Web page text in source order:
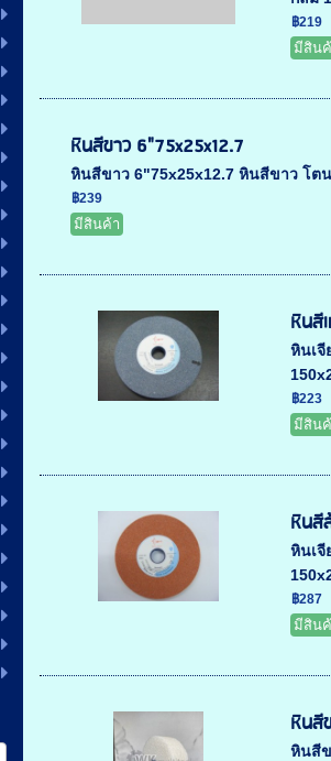
฿219
มีสิน
หินสีขาว 6"75x25x12.7
หินสีขาว 6"75x25x12.7 หินสีขาว โต
฿239
มีสินค้า
หินสี
หินเจี
฿223
มีสิน
หินสี
หินเจี
฿287
มีสิน
หินสี
หินสีข